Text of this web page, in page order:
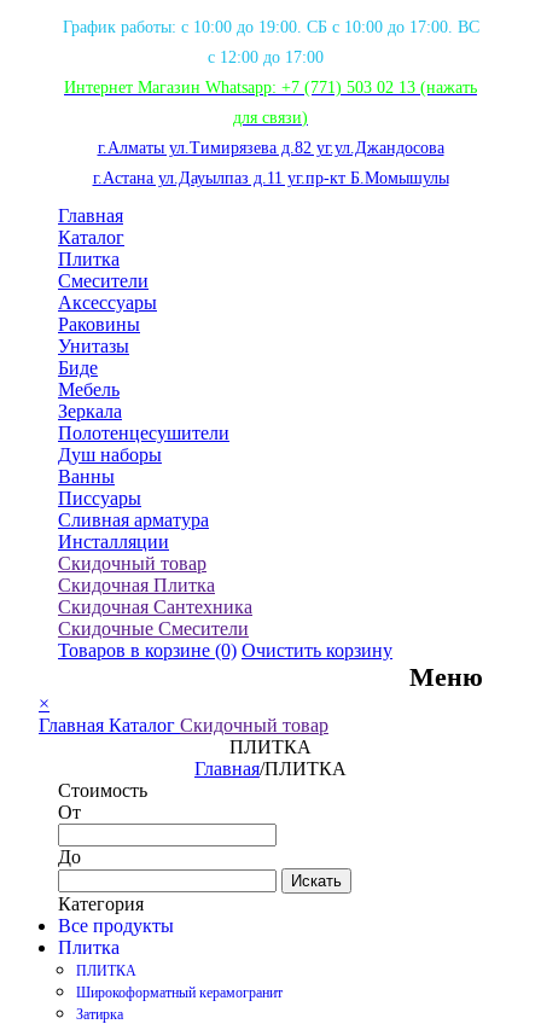
График работы: с 10:00 до 19:00. СБ с 10:00 до 17:00. ВС
с 12:00 до 17:00
Интернет Магазин Whatsapp: +7 (771) 503 02 13 (нажать
для связи)
г.Алматы ул.Тимирязева д.82 уг.ул.Джандосова
г.Астана ул.Дауылпаз д.11 уг.пр-кт Б.Момышулы
Главная
Каталог
Плитка
Смесители
Аксессуары
Раковины
Унитазы
Биде
Мебель
Зеркала
Полотенцесушители
Душ наборы
Ванны
Писсуары
Сливная арматура
Инсталляции
Скидочный товар
Скидочная Плитка
Скидочная Сантехника
Скидочные Смесители
Товаров в корзине (0) Очистить корзину
Меню
×
Главная Каталог Скидочный товар
ПЛИТКА
Главная/ПЛИТКА
Стоимость
От
До
Искать
Категория
Все продукты
Плитка
ПЛИТКА
Широкоформатный керамогранит
Затирка